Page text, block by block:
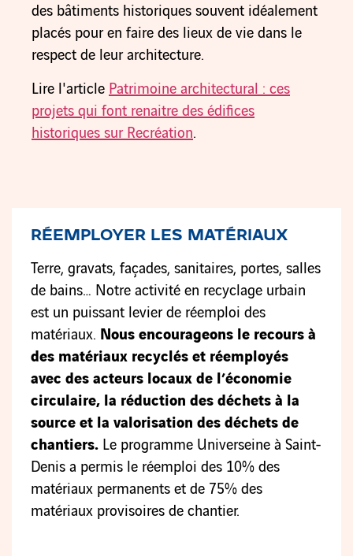
des bâtiments historiques souvent idéalement
placés pour en faire des lieux de vie dans le
respect de leur architecture.
Lire l'article Patrimoine architectural : ces
projets qui font renaitre des édifices
historiques sur Recréation.
RÉEMPLOYER LES MATÉRIAUX
Terre, gravats, façades, sanitaires, portes, salles
de bains… Notre activité en recyclage urbain
est un puissant levier de réemploi des
matériaux. Nous encourageons le recours à
des matériaux recyclés et réemployés
avec des acteurs locaux de l’économie
circulaire, la réduction des déchets à la
source et la valorisation des déchets de
chantiers. Le programme Universeine à Saint-
Denis a permis le réemploi des 10% des
matériaux permanents et de 75% des
matériaux provisoires de chantier.